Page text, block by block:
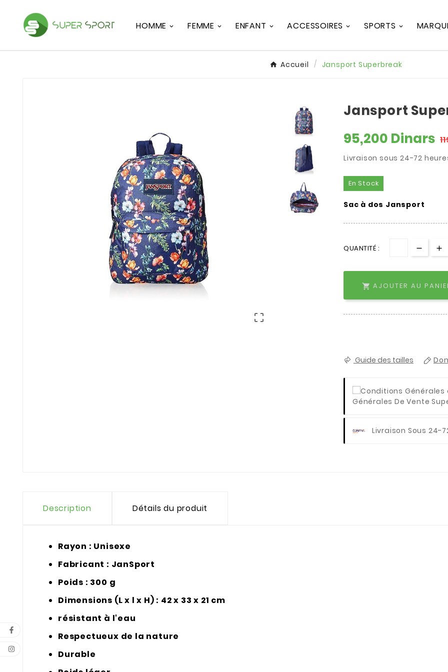
HOMME FEMME ENFANT ACCESSOIRES SPORTS
Accueil Jansport Superbreak

Jansport
95,200 Dinars
Livraison sous 24-72
En Stock
Sac à dos Jansport
QUANTITÉ :
 AJOUTER AU
Guide des tailles
Générales De Vente
Livraison Sous 24-
Description Détails du produit
Rayon : Unisexe
Fabricant : JanSport
Poids : 300 g
Dimensions (L x l x H) : 42 x 33 x 21 cm
résistant à l'eau
Respectueux de la nature
Durable